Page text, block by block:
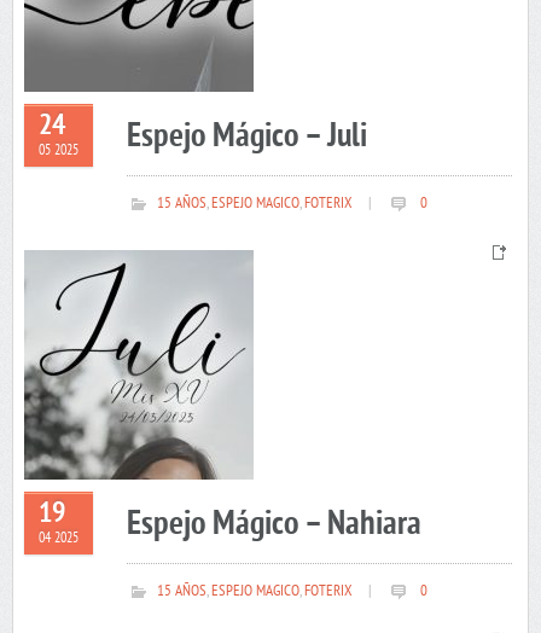
24
05 2025 Espejo Mágico – Juli
15 AÑOS,ESPEJO MAGICO,FOTERIX 0
19
04 2025 Espejo Mágico – Nahiara
15 AÑOS,ESPEJO MAGICO,FOTERIX 0